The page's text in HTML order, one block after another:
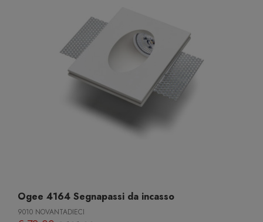
Ogee 4164 Segnapassi da incasso
9010 NOVANTADIECI